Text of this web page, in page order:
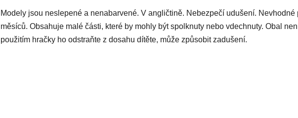
Modely jsou neslepené a nenabarvené. V angličtině. Nebezpečí udušení. Nevhodné
měsíců. Obsahuje malé části, které by mohly být spolknuty nebo vdechnuty. Obal
použitím hračky ho odstraňte z dosahu dítěte, může způsobit zadušení.